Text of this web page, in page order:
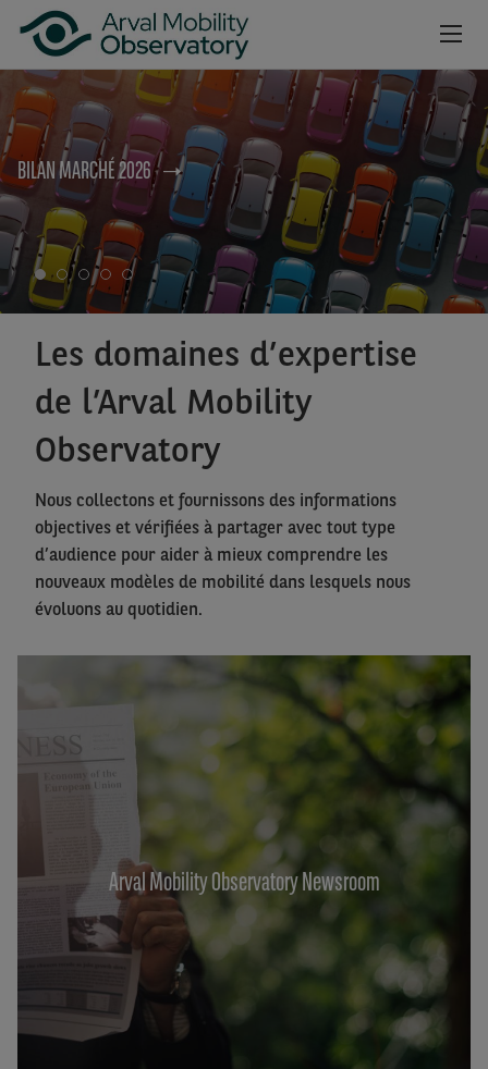
Aller au contenu principal
BILAN MARCHÉ 2026
Les domaines d’expertise
de l’Arval Mobility
Observatory
Nous collectons et fournissons des informations
objectives et vérifiées à partager avec tout type
d’audience pour aider à mieux comprendre les
nouveaux modèles de mobilité dans lesquels nous
évoluons au quotidien.
Arval Mobility Observatory Newsroom
NEWSROOM
CAHIERS
BAROMÈTRES
VIDÉOS